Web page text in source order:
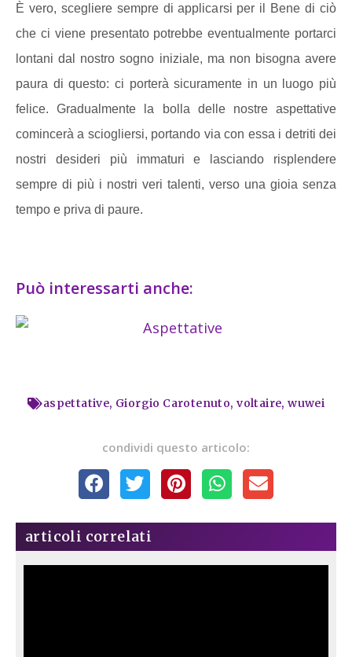
È vero, scegliere sempre di applicarsi per il Bene di ciò
che ci viene presentato potrebbe eventualmente portarci
lontani dal nostro sogno iniziale, ma non bisogna avere
paura di questo: ci porterà sicuramente in un luogo più
felice. Gradualmente la bolla delle nostre aspettative
comincerà a sciogliersi, portando via con essa i detriti dei
nostri desideri più immaturi e lasciando risplendere
sempre di più i nostri veri talenti, verso una gioia senza
tempo e priva di paure.
Può interessarti anche:
aspettative, Giorgio Carotenuto,voltaire,wuwei
condividi questo articolo:
articoli correlati